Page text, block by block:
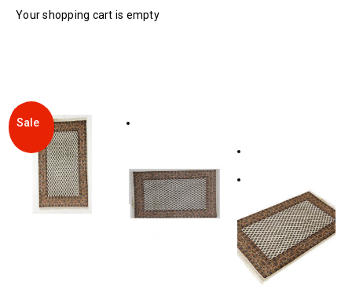
Your shopping cart is empty
Sale
Sale
Sale
Sale
Sale
Sale
Sale